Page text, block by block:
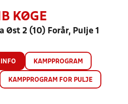
KØGE
Øst 2 (10) Forår, Pulje 1
INFO KAMPPROGRAM
KAMPPROGRAM FOR PULJE